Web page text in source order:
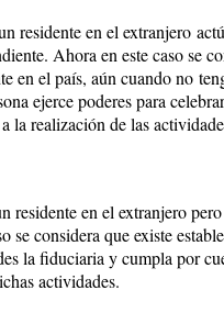
residente en el extranjero
Ahora en este caso se
en el país, aún cuandono
ejerce poderes para
la realización de las
residente en el extranjero
se considera que existe
la fiduciaria y cumpla por
actividades.